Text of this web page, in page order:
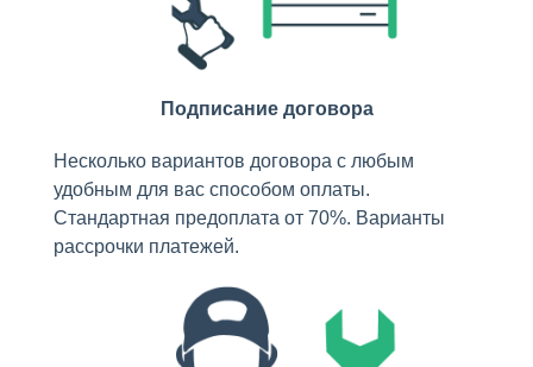
Подписание договора
Несколько вариантов договора с любым
удобным для вас способом оплаты.
Стандартная предоплата от 70%. Варианты
рассрочки платежей.